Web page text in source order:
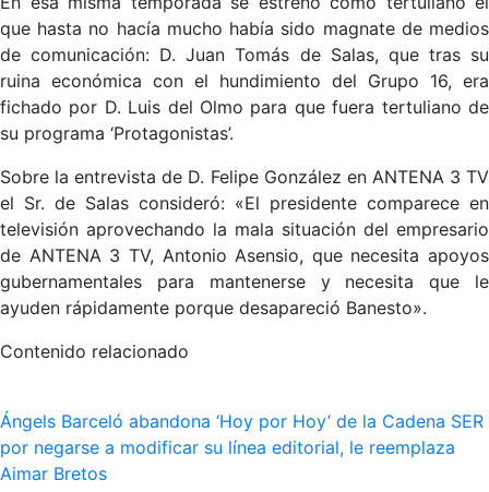
que hasta no hacía mucho había sido magnate de medios
de comunicación: D. Juan Tomás de Salas, que tras su
ruina económica con el hundimiento del Grupo 16, era
fichado por D. Luis del Olmo para que fuera tertuliano de
su programa ‘Protagonistas’.
Sobre la entrevista de D. Felipe González en ANTENA 3 TV
el Sr. de Salas consideró: «El presidente comparece en
televisión aprovechando la mala situación del empresario
de ANTENA 3 TV, Antonio Asensio, que necesita apoyos
gubernamentales para mantenerse y necesita que le
ayuden rápidamente porque desapareció Banesto».
Contenido relacionado
Ángels Barceló abandona ‘Hoy por Hoy’ de la Cadena SER
por negarse a modificar su línea editorial, le reemplaza
Aimar Bretos